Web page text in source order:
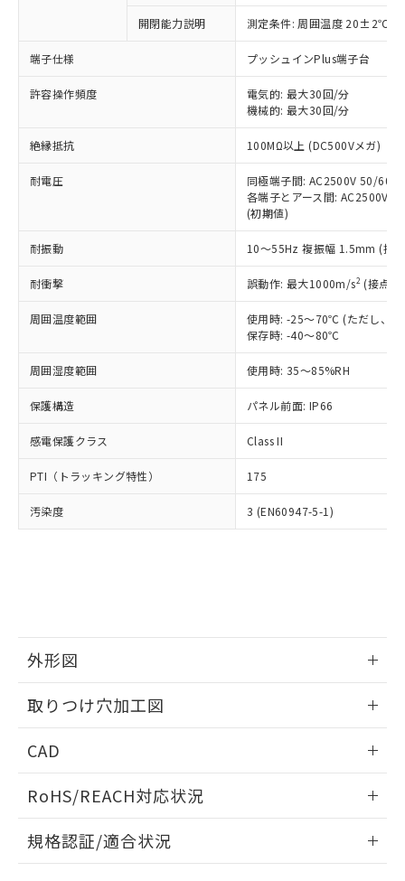
開閉能力説明 測定条件: 周囲温度 20±2℃、
端子仕様 プッシュインPlus端子台
許容操作頻度
電気的: 最大30回/分
機械的: 最大30回/分
絶縁抵抗 100MΩ以上 (DC500Vメガ)
耐電圧
同極端子間: AC2500V 50/
各端子とアース間: AC2500V
(初期値)
耐振動 10～55Hz 複振幅 1.5mm (接
耐衝撃 誤動作: 最大1000m/s2 (接点
周囲温度範囲
使用時: -25～70℃ (ただし、氷
保存時: -40～80℃
周囲湿度範囲 使用時: 35～85%RH
保護構造 パネル前面: IP66
感電保護クラス Class II
PTI（トラッキング特性） 175
汚染度 3 (EN60947-5-1)
外形図
取りつけ穴加工図
CAD
ドすることができます。
ログイン/会員登録
RoHS/REACH対応状況
EU RoHS 注意事項・凡例
規格認証/適合状況
以下の条件をお読みいただき、同意のうえ
ご利用ください。
本サービスは、当社制御機器事業取扱
商品の当社在庫状況および標準価格
当社制御機器事業取扱商品の中には、
本サービスの対象外となる商品もある
ことをご了承ください。
在庫状況および標準価格照会結果は、
記載している更新日時点での社内デー
タに基づき作成されるものであり、閲
覧された時点での実際の在庫および標
準価格とは異なる場合があることをご
正式な納期状況および標準価格はお客
様のお取引先、またはお客様担当のオ
ムロン制御機器販売店・当社販売員に
オムロン制御機器販売店や当社販売拠
販売ネットワーク
」をご確認
ください。
在庫状況および標準価格結果を当社の
事前の承諾なく第三者に漏洩または開
マイパーツ機能（部品リスト作成サー
および当社の共同利用者が、当社の製
※当社の共同利用者とは、
の共同利用に関して"
の「1.共同利
対応予定なし：EU RoHS指令（10物質）の
非含有に非対応の商品で、対応品を出す予
定はありません。
調査・確認中：EU RoHS指令（10物質）の
非含有の対応状況を調査中または確認中の
非該当品：ライセンス料など無形物で、有
害物質有無と関係のない商品です。
いたものが、含有品と判明した場合などや
むを得ず変更することがあります。
六価クロム(Cr(Ⅵ)) 1000ppm以下、ポリ臭化ビフェニル
類(PBB) 1000ppm以下、ポリ臭化ジフェニルエーテル類
(PBDE) 1000ppm以下、フタル酸ビス(2-エチルヘキシ
ル) (DEHP)(別名：DOP) 1000ppm以下、フタル酸ブチ
ルベンジル（BBP） 1000ppm以下、フタル酸ジブチル
（DBP） 1000ppm以下、フタル酸ジイソブチル
(DIBP) 1000ppm以下
フタル酸エステル類の４物質については閾値を超える意
図的な使用がないことを確認しています。
※2 対応予定月
部品在庫の切り替え状況などにより、予定
月が前後することがあります。
とができます。
EU RoHS指令（10物質）の非含有証明書
ものではありません。
また、RoHS指令のフタル酸エステル類４
物質の対応では、対応完了までの期間は出
荷製品に未対応品が混在することから備考
欄に対応日を記載しておりました。
※1 中国RoHS○×表
「○」：最大均質材料含有率が中国RoHSの
基準値以下であることを示します。
「×」：最大均質材料含有率が中国RoHSの
基準値を超えていることを示します。
「－」：未確認です。当社販売部門へお問
*中国RoHS10物質の基準値 (GB/T26572)：
Pb(鉛) :1000ppm、 Hg(水銀) : 1000ppm、 Cd(カドミウ
Cr(Ⅵ)(六価クロム) : 1000ppm、 PBBs(ポリ臭化ビフェ
ニル類) : 1000ppm、 PBDEs(ポリ臭化ジフェニルエーテ
DBP(フタル酸ジブチル) : 1000ppm、 DIBP(フタル酸ジ
イソブチル) : 1000ppm、 BBP(フタル酸ブチルベンジ
ル) : 1000ppm、
DEHP(フタル酸ビス(2-エチルヘキシル)) : 1000ppm
※2 環境保護使用期限
「ｅ」：有害物質（10物質）のすべてが基
準値以下であることを示します。
「10」：通常の使用状況下において有害物
質が外部に漏えいし、環境に深刻な影響を
当社は、これら貴社製品のうち、外国
為替および外国貿易法に定める商品
（以下｢規制貨物等」という）を輸出
または国外への提供する場合は、日本
国政府の輸出許可(または役務取引許
可)を取得するなどの必要な手続きを
当社は規制貨物を破棄する場合は、完
全に破砕するなど、違法に輸出されな
いよう必要な手段を講じます。
ル、化学兵器、生物兵器またはその他
武器並びにこれらの製造装置等に一切
使用いたしません。
当社は、貴社製品を第三者に販売する
場合は、上記1、2および3の内容を当
該第三者に通知します。また当社は、
販売先および販売に係わる関係者が違
法に輸出するおそれがある場合は、取
○ 一定数以上の在庫あり
一定数には満たないが在庫あり
在庫なし(最新の在庫状況につ
いては、お客様のお取引先、ま
たはお客様担当のオムロン制御
機器販売店・当社販売員にご確
認ください)
受注生産機種、また在庫状況の